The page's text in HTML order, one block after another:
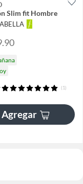
Slim fit Hombre
(1)
Agregar